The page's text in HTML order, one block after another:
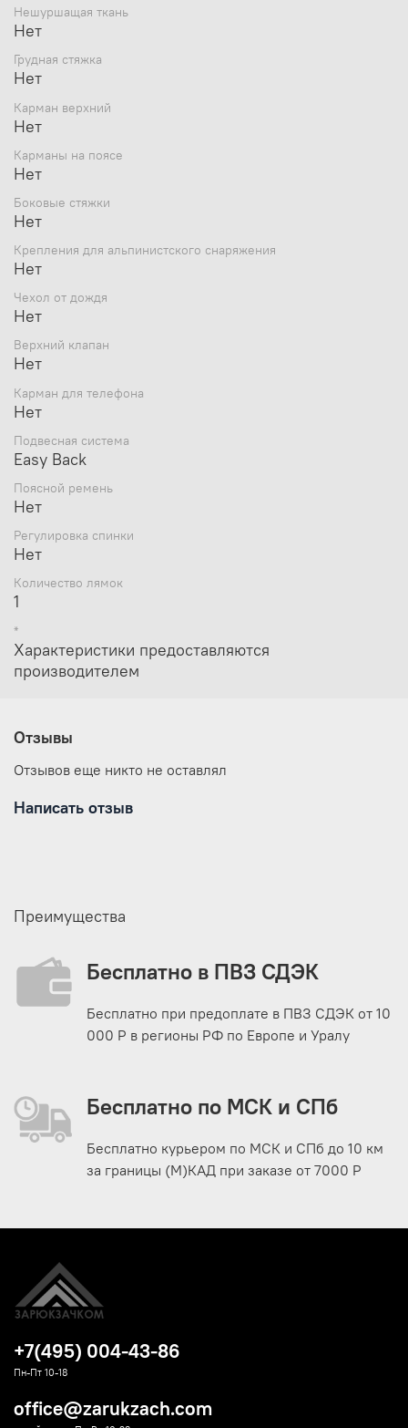
Нешуршащая ткань
Нет
Грудная стяжка
Нет
Карман верхний
Нет
Карманы на поясе
Нет
Боковые стяжки
Нет
Крепления для альпинистского снаряжения
Нет
Чехол от дождя
Нет
Верхний клапан
Нет
Карман для телефона
Нет
Подвесная система
Easy Back
Поясной ремень
Нет
Регулировка спинки
Нет
Количество лямок
1
*
Характеристики предоставляются
производителем
Отзывы
Отзывов еще никто не оставлял
Написать отзыв
Преимущества
Бесплатно в ПВЗ СДЭК
Бесплатно при предоплате в ПВЗ СДЭК от 10
000 Р в регионы РФ по Европе и Уралу
Бесплатно по МСК и СПб
Бесплатно курьером по МСК и СПб до 10 км
за границы (М)КАД при заказе от 7000 Р
+7(495) 004-43-86
Пн-Пт 10-18
office@zarukzach.com